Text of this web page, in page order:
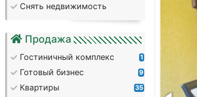
Снять недвижимость
Продажа
Гостиничный комплекс 1
Готовый бизнес 9
Квартиры 35